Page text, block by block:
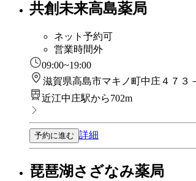
共創未来高島薬局
ネット予約可
営業時間外
09:00~19:00
滋賀県高島市マキノ町中庄４７３
近江中庄駅から702m
予約に進む 詳細
琵琶湖さざなみ薬局